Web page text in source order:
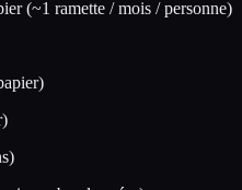
(~1 ramette / mois / personne)